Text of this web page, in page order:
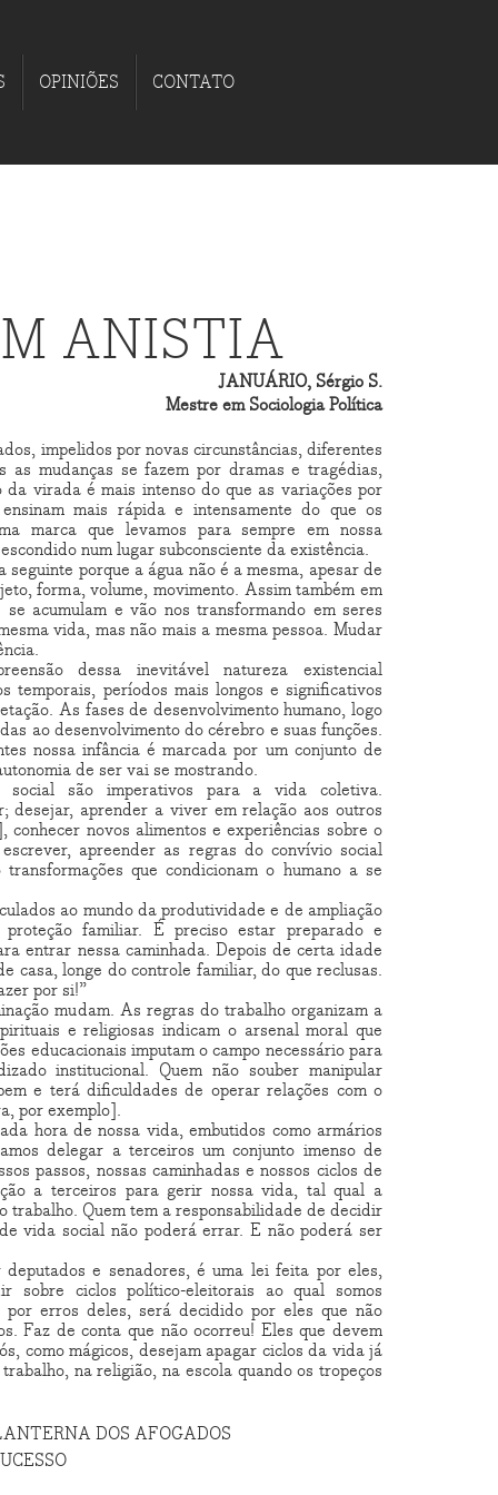
OPINIÕES CONTATO
ANISTIA
JANUÁRIO, Sérgio S.
Mestre em Sociologia Política
impelidos por novas circunstâncias, diferentes
as mudanças se fazem por dramas e tragédias,
virada é mais intenso do que as variações por
mais rápida e intensamente do que os
marca que levamos para sempre em nossa
num lugar subconsciente da existência.
seguinte porque a água não é a mesma, apesar de
forma, volume, movimento. Assim também em
acumulam e vão nos transformando em seres
vida, mas não mais a mesma pessoa. Mudar
dessa inevitável natureza existencial
temporais, períodos mais longos e significativos
As fases de desenvolvimento humano, logo
ao desenvolvimento do cérebro e suas funções.
nossa infância é marcada por um conjunto de
de ser vai se mostrando.
social são imperativos para a vida coletiva.
desejar, aprender a viver em relação aos outros
conhecer novos alimentos e experiências sobre o
apreender as regras do convívio social
que condicionam o humano a se
ao mundo da produtividade e de ampliação
familiar. É preciso estar preparado e
entrar nessa caminhada. Depois de certa idade
casa, longe do controle familiar, do que reclusas.
por si!”
mudam. As regras do trabalho organizam a
e religiosas indicam o arsenal moral que
educacionais imputam o campo necessário para
institucional. Quem não souber manipular
e terá dificuldades de operar relações com o
por exemplo].
hora de nossa vida, embutidos como armários
delegar a terceiros um conjunto imenso de
passos, nossas caminhadas e nossos ciclos de
a terceiros para gerir nossa vida, tal qual a
trabalho. Quem tem a responsabilidade de decidir
vida social não poderá errar. E não poderá ser
e senadores, é uma lei feita por eles,
sobre ciclos político-eleitorais ao qual somos
erros deles, será decidido por eles que não
Faz de conta que não ocorreu! Eles que devem
como mágicos, desejam apagar ciclos da vida já
na religião, na escola quando os tropeços
DOS AFOGADOS